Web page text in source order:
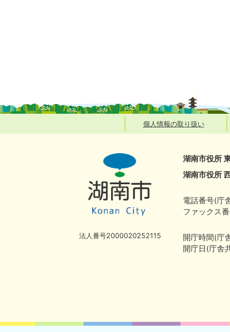
個人情報の取り扱い
法人番号2000020252115
湖南市役所
湖南市役所
電話番号(庁
ファックス
開庁時間(庁
開庁日(庁舎